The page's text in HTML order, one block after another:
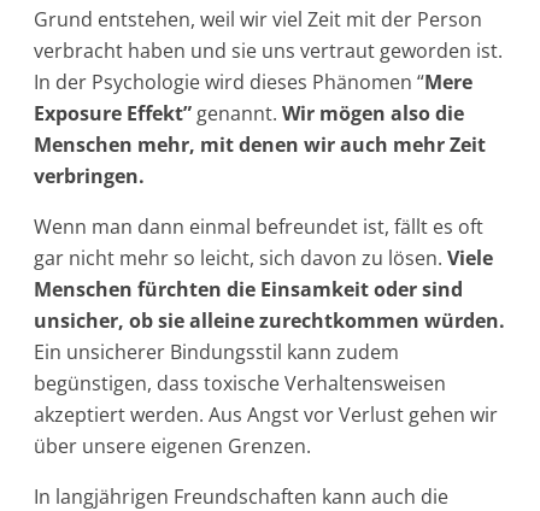
Grund entstehen, weil wir viel Zeit mit der Person
verbracht haben und sie uns vertraut geworden ist.
In der Psychologie wird dieses Phänomen “Mere
Exposure Effekt” genannt. Wir mögen also die
Menschen mehr, mit denen wir auch mehr Zeit
verbringen.
Wenn man dann einmal befreundet ist, fällt es oft
gar nicht mehr so leicht, sich davon zu lösen. Viele
Menschen fürchten die Einsamkeit oder sind
unsicher, ob sie alleine zurechtkommen würden.
Ein unsicherer Bindungsstil kann zudem
begünstigen, dass toxische Verhaltensweisen
akzeptiert werden. Aus Angst vor Verlust gehen wir
über unsere eigenen Grenzen.
In langjährigen Freundschaften kann auch die